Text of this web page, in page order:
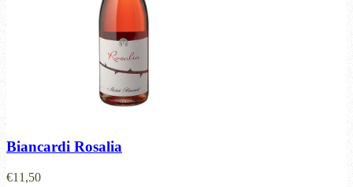
Biancardi Rosalia
€11,50